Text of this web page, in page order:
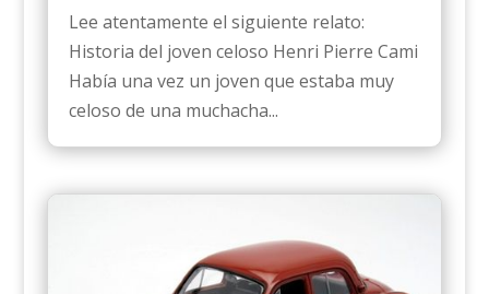
Lee atentamente el siguiente relato:
Historia del joven celoso Henri Pierre Cami
Había una vez un joven que estaba muy
celoso de una muchacha...